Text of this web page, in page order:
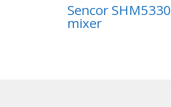
Sencor
mixer